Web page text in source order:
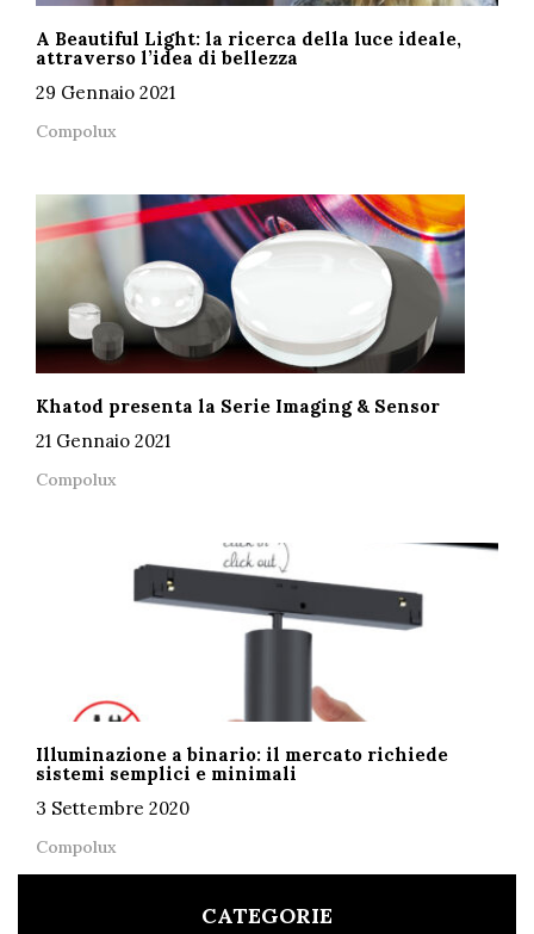
A Beautiful Light: la ricerca della luce ideale,
attraverso l’idea di bellezza
29 Gennaio 2021
Compolux
Khatod presenta la Serie Imaging & Sensor
21 Gennaio 2021
Compolux
Illuminazione a binario: il mercato richiede
sistemi semplici e minimali
3 Settembre 2020
Compolux
CATEGORIE